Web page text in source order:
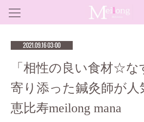
2021.09.16 03:00
「相性の良い食材☆な
寄り添った鍼灸師が人
恵比寿meilong mana